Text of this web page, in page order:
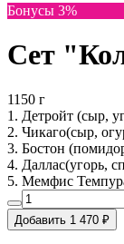
Бонусы 3%
Сет
1150 г
1. Детройт (сыр,
2. Чикаго(сыр,
3. Бостон
4. Даллас(угорь,
5. Мемфис
Добавить 1 470 ₽